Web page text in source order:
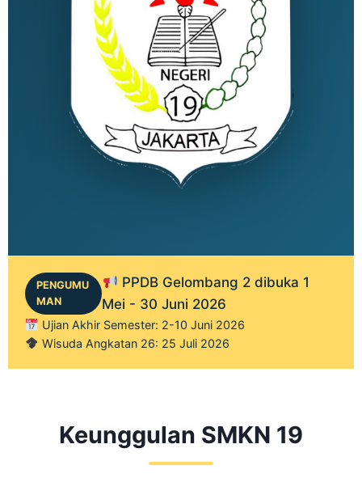
PENGUMU
MAN
PPDB Gelombang 2 dibuka 1
Mei - 30 Juni 2026
Ujian Akhir Semester: 2-10 Juni 2026
Wisuda Angkatan 26: 25 Juli 2026
Keunggulan SMKN 19